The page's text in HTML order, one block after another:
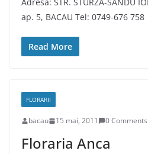
Adresa: STR. STURZA-SANDU
ap. 5, BACAU Tel: 0749-676 758
Read More
FLORARII
bacau 15 mai, 2011 0 Comments
Floraria Anca